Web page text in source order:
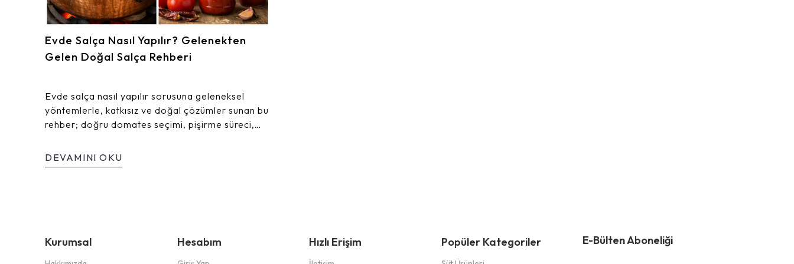
Evde Salça Nasıl Yapılır? Gelenekten
Gelen Doğal Salça Rehberi
Evde salça nasıl yapılır sorusuna geleneksel
yöntemlerle, katkısız ve doğal çözümler sunan bu
rehber; doğru domates seçimi, pişirme süreci,
anlatır. Ev yapımı salçanın püf noktalarını
öğrenerek yoğun aromalı, uzun ömürlü ve lezzetli
DEVAMINI OKU
Kurumsal Hesabım Hızlı Erişim Popüler Kategoriler E-Bülten Aboneliği